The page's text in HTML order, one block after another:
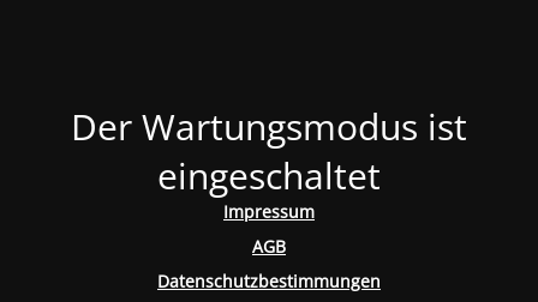
Der Wartungsmodus ist
eingeschaltet
Impressum
AGB
Datenschutzbestimmungen